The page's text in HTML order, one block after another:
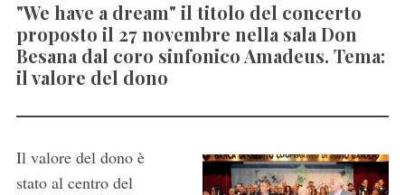
"We have a dream" il titolo del concerto
proposto il 27 novembre nella sala Don
Besana dal coro sinfonico Amadeus. Tema:
il valore del dono
Il valore del dono è
stato al centro del